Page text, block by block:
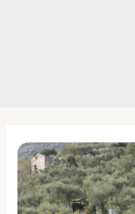
El
precio
del
aceite